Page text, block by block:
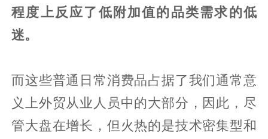
程度上反应了低附加值的品类需求的低
迷。
而这些普通日常消费品占据了我们通常意
义上外贸从业人员中的大部分，因此，尽
管大盘在增长，但火热的是技术密集型和